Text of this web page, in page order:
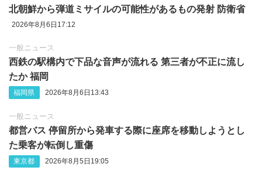
北朝鮮から弾道ミサイルの可能性があるもの発射 防衛省
2026年8月6日17:12
一般ニュース
西鉄の駅構内で下品な音声が流れる 第三者が不正に流し
たか 福岡
福岡県 2026年8月6日13:43
一般ニュース
都営バス 停留所から発車する際に座席を移動しようとし
た乗客が転倒し重傷
東京都 2026年8月5日19:05